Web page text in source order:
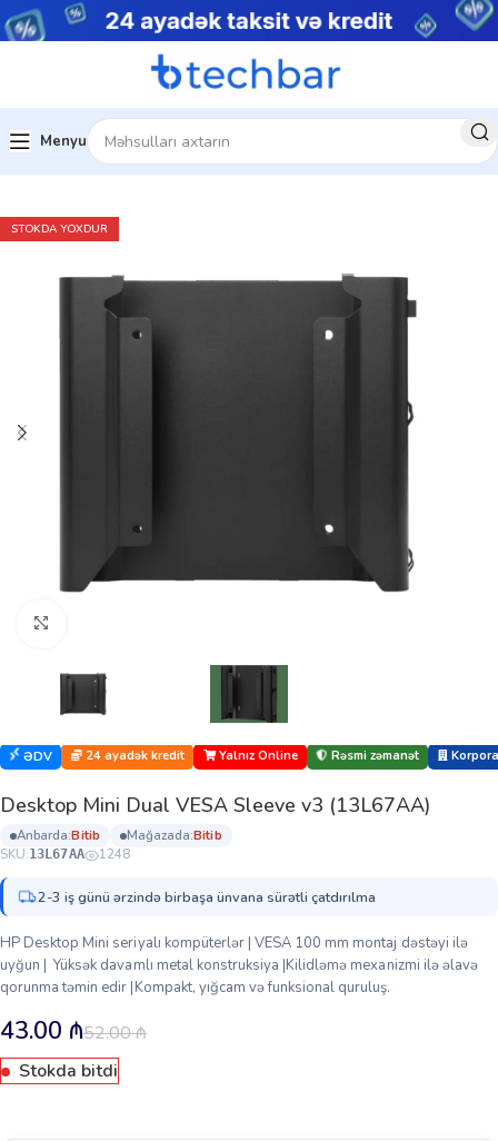
Menyu
Ev Kompüter aksesuarları
STOKDA YOXDUR
ƏDV 24 ayadək kredit Yalnız Online Rəsmi zəmanət
Desktop Mini Dual VESA Sleeve v3 (13L67AA)
anbarda: bi̇ti̇b mağazada: bi̇ti̇b
SKU:13L67AA 1248
2-3 iş günü ərzində birbaşa ünvana sürətli çatdırılma
HP Desktop Mini seriyalı kompüterlər | VESA 100 mm montaj dəstəyi ilə
uyğun | Yüksək davamlı metal konstruksiya |Kilidləmə mexanizmi ilə əlavə
qorunma təmin edir |Kompakt, yığcam və funksional quruluş.
52.00₼
43.00 ₼
Stokda bitdi